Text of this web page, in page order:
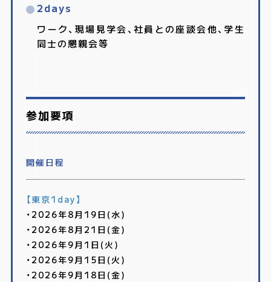
2days
ワーク、現場見学会、社員との座談会他、学生
同士の懇親会等
参加要項
開催日程
【東京1day】
・2026年8月19日(水)
・2026年8月21日(金)
・2026年9月1日(火)
・2026年9月15日(火)
・2026年9月18日(金)